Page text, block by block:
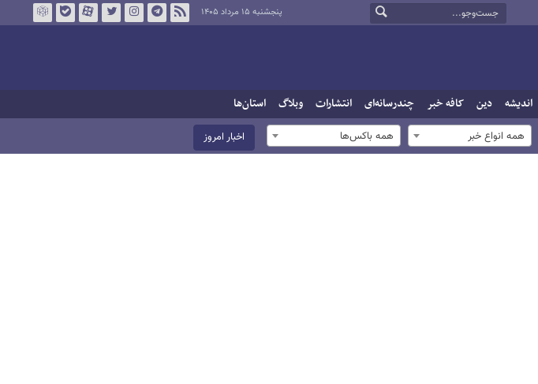
پنجشنبه ۱۵ مرداد ۱۴۰۵
اندیشه دین کافه خبر چندرسانه‌ای انتشارات وبلاگ استان‌ها
همه انواع خبر همه باکس‌ها اخبار امروز